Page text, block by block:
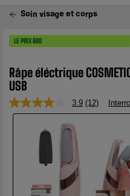
Soin visage et corps
LE PRIX BAS
Râpe éléctrique COSMETIC
USB
3.9 Lire
12
même
page.
(12)